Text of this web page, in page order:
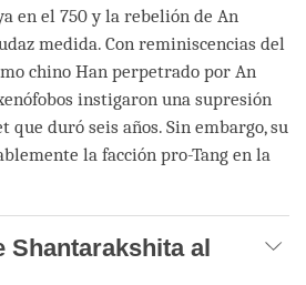
en el 750 y la rebelión de An
medida. Con reminiscencias del
chino Han perpetrado por An
instigaron una supresión
que duró seis años. Sin embargo, su
la facción pro-Tang en la
Shantarakshita al